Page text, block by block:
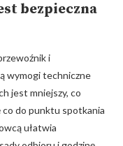
bezpieczna
i
wymogi techniczne
jest mniejszy, co
co do punktu spotkania
ułatwia